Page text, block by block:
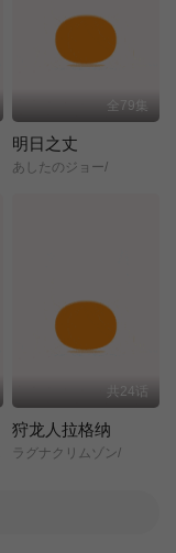
全79集
明日之丈
あしたのジョー/
共24话
狩龙人拉格纳
ラグナクリムゾン/